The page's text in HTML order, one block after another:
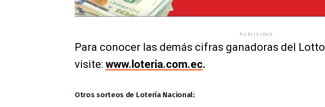
PUBLICIDAD
Para conocer las demás cifras ganadoras del Lotto
visite: www.loteria.com.ec.
Otros sorteos de Lotería Nacional: